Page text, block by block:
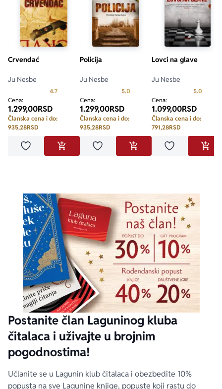
Crvendać
Ju Nesbe
4.7Prosecna ocena je 4.7 od 5
Cena:
1.299,00RSD
Članska cena i do:
935,28RSD
Dodaj u omiljeneDODAJ U KORPU
Policija
Ju Nesbe
5.0 Prosecna ocena je 5.0 od 5
Cena:
1.299,00RSD
Članska cena i do:
935,28RSD
Dodaj u omiljeneDODAJ U KORPU
Lovci na glave
Ju Nesbe
5.0
Cena:
1.099,00RSD
Članska cena i do:
791,28RSD
Dodaj u
Postanite član Laguninog kluba
čitalaca i uživajte u brojnim
pogodnostima!
Učlanite se u Lagunin klub čitalaca i obezbedite 10%
popusta na sve Lagunine knjige, popuste koji rastu do